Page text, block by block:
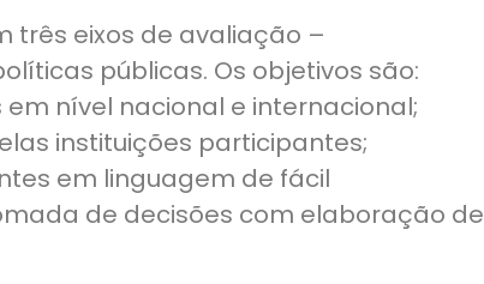
três eixos de avaliação –
públicas. Os objetivos são:
nível nacional e internacional;
instituições participantes;
em linguagem de fácil
de decisões com elaboração de